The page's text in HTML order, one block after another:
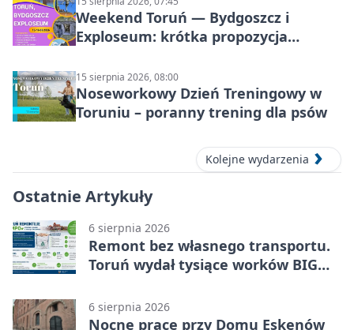
Weekend Toruń — Bydgoszcz i
Exploseum: krótka propozycja
15 sierpnia 2026, 08:00
Noseworkowy Dzień Treningowy w
Toruniu – poranny trening dla psów
Kolejne wydarzenia
Ostatnie Artykuły
6 sierpnia 2026
Remont bez własnego transportu.
Toruń wydał tysiące worków BIG
6 sierpnia 2026
Nocne prace przy Domu Eskenów